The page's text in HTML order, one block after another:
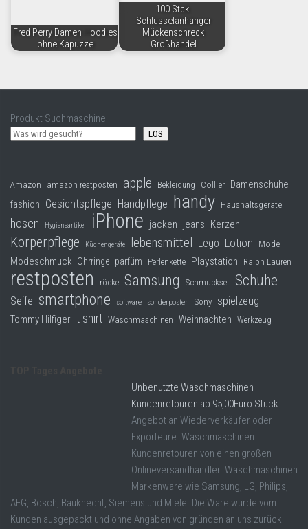
Fred Perry Damen Hoodies
ohne Kapuzze
100 Stck.
Schlüsselanhänger
Mückenschreck
Großhandel
Produkt Suchmaschine
LOS
Amazon amazon restposten apple Bekleidung Collier Damenschuhe
fashion Gesichtspflege Handpflege handy Haushaltsgeräte
hosen Hygieneartikel iPhone jacken jeans Kerzen
Körperpflege Küchengeräte lebensmittel Lego Lotion Mode
Modeschmuck Ohrringe parfüm Perlenkette Playstation Ralph Lauren
restposten röcke Samsung Schmuckset Schuhe
Seife smartphone software sonderposten Sony spielzeug
Tommy Hilfiger t shirt Waschmaschinen Weihnachten Werkzeug
Unbenutzte Waschmaschinen
Kundenretouren ab 95,00Euro Stück
Angebot an Wiederverkäufer oder
Exporteure. Waschmaschinen
Kundenretouren von einen großen
Onlineversandhändler. Waschmaschinen
Markenware wie Samsung, LG, Philips,
AEG, Bosch, Bauknecht, Siemens und Miele. Die Ware wurde vom
Kunden ausgepackt und ohne Angaben von gründen an uns zurück